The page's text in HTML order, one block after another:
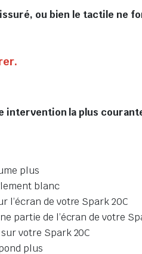
ou bien le tactile ne
intervention la plus
plus
blanc
l’écran de votre Spark 20C
partie de l’écran de votre
votre Spark 20C
plus